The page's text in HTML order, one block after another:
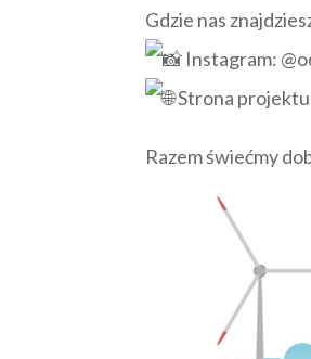
Gdzie nas
Instagram:
Strona
Razem świećmy